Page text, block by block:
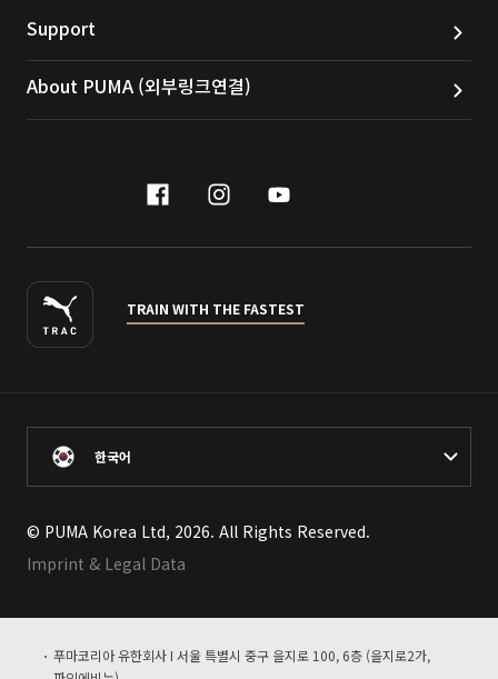
Support
About PUMA (외부링크연결)
facebook
instagram
youtube
TRAIN WITH THE FASTEST
한국어
© PUMA Korea Ltd, 2026. All Rights Reserved.
Imprint & Legal Data
푸마코리아 유한회사 I 서울 특별시 중구 을지로 100, 6층 (을지로2가,